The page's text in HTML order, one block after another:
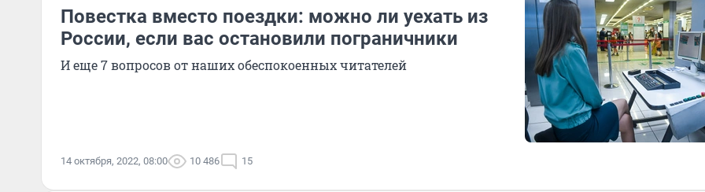
Повестка вместо поездки: можно ли уехать из
России, если вас остановили пограничники
И еще 7 вопросов от наших обеспокоенных читателей
14 октября, 2022, 08:00 10 486 15